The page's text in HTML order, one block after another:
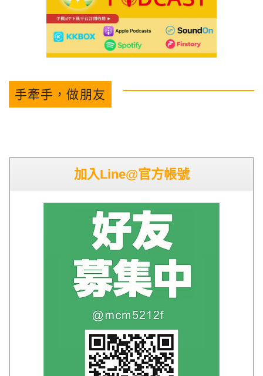
手牽手，做朋友
加入Line@官方帳號